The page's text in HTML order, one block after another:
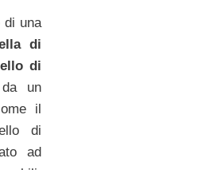
di una
di
di
un
il
di
ad